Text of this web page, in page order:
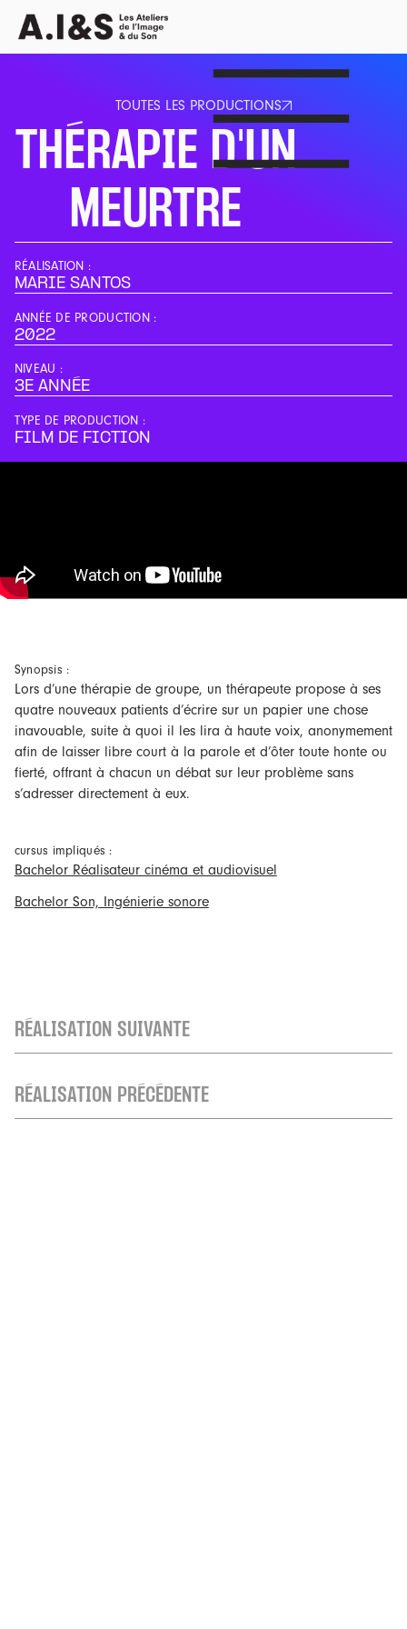
TOUTES LES PRODUCTIONS
TOUTES LES PRODUCTIONS
THÉRAPIE D'UN
MEURTRE
RÉALISATION :
MARIE SANTOS
ANNÉE DE PRODUCTION :
2022
NIVEAU :
3E ANNÉE
TYPE DE PRODUCTION :
FILM DE FICTION
Synopsis :
Lors d’une thérapie de groupe, un thérapeute propose à ses
quatre nouveaux patients d’écrire sur un papier une chose
inavouable, suite à quoi il les lira à haute voix, anonymement
afin de laisser libre court à la parole et d’ôter toute honte ou
fierté, offrant à chacun un débat sur leur problème sans
s’adresser directement à eux.
cursus impliqués :
Bachelor Réalisateur cinéma et audiovisuel
Bachelor Son, Ingénierie sonore
RÉALISATION SUIVANTE
RÉALISATION PRÉCÉDENTE